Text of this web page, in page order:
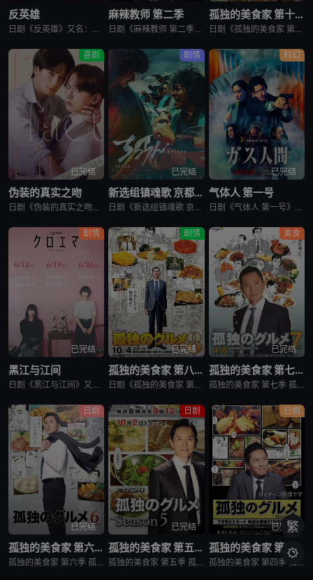
反英雄
日剧《反英雄》又名：ANTI HERO,アンチヒーロー，讲述了：本剧超越了“律政电视剧”的框架，通过长谷川博己饰演的反英雄，向观众传达“正义到底是什么?”“被认为是世上的恶，真的是坏事吗?”，以快速的
麻辣教师 第二季
日剧《麻辣教师 第二季》又名：GTO 2,GTO 続編，讲述了：故事背景设定在由大型企业出资设立的私立诚进学园。在这个推崇数字化管理、师生评价透明化的“令和教育现场”，52岁的鬼塚英吉将出任班主任。面
孤独的美食家 第十一季
日剧《孤独的美食家 第十一季》又名：孤独のグルメ Season11，讲述了：《孤独的美食家》 第11季宣布回归，定档4月3日开播。这也是继2022年10月第10季播出以来，该系列时隔三年半再次推出新一
喜剧
已完结
伪装的真实之吻
日剧《伪装的真实之吻》又名：Fake Fact Lips,フェイクファクトリップス，讲述了：四谷良与志藤全自高中时代起便是竞争对手，如今又成为营业部同期。同样优秀的两人，从成绩、运动到情人节巧克力数量
剧情
已完结
新选组镇魂歌 京都决战篇
日剧《新选组镇魂歌 京都决战篇》又名：ちるらん 新撰組鎮魂歌 配信ドラマ,ちるらん 新撰組鎮魂歌 京都決戦篇，讲述了：幕末的江户，终日打架斗殴、被称作“刺头”的土方岁三，与近藤勇、山南敬助、冲田总司等
科幻
已完结
气体人 第一号
日剧《气体人 第一号》又名：气体人第一号,气体人 第1号,气体人,Human Vapor,ガス人間，讲述了：冈本贤治（小栗旬 饰）是一位停职中的刑警，受命追查造成一连串离奇命案的罪魁祸首。一切始于一位
剧情
已完结
黑江与江间
日剧《黑江与江间》又名：黑江间,克洛伊与艾玛,克洛伊玛,克萝埃艾玛,クロエマ，讲述了：故事围绕着同时失去工作、恋人和住所的30岁女性艾玛展开。她在落魄之际偶遇神秘资产家克洛伊，两人随即在后者的豪宅中开
剧情
已完结
孤独的美食家 第八季
日剧《孤独的美食家 第八季》将围绕“勿忘初心”，挑战甜点特辑和美食剪辑等全新的主题，一定会让你大吃一惊。另外，那些藏在名不见经传的街头巷尾的美食也不容错过。备受瞩目的第一集将从那个热闹的地方启程。前所
美食
已完结
孤独的美食家 第七季
孤独的美食家 第七季 孤独のグルメ Season7是2018上映的剧情日剧。2012年1月，深夜开始悄悄播放的“孤独的美食家”终于迎来第7季了！众所周知，上季season 6从大阪的味道开始播出，但这次season 7重返初心，并开始与市井中不为人知的奇妙美食相遇。在“孤独的
日剧
已完结
孤独的美食家 第六季
孤独的美食家 第六季 孤独のグルメ Season6是2017剧情日剧。由久住昌之创作、谷口治郎作画，从1994年到1996年在扶桑社《月刊PANJA》杂志上连载的漫画。 讲述的是一名个人经营进口杂货商店的男子井之头五郎，在工作间隙前往餐馆当中吃饭的场景的故事。
日剧
已完结
孤独的美食家 第五季
孤独的美食家 第五季 孤独のグルメ Season5是2015剧情日剧。松重丰饰演的主人公井之头五郎，借工作之便在出差地周边的美食店驻足，自由享用想吃的美食并度过自在时光。《孤独的美食家 第五季》就是这样的一档美食纪录片。 五郎叔的食相实在是太诱人
日剧
已完结
孤独的美食家 第四季
孤独的美食家 第四季 孤独のグルメ Season4是2014剧情日剧。美食漫画《孤独的美食家》在改编真人日剧后大受欢迎，现在日剧《孤独的美食家4》宣布将从7月9日起在东京电视台播出，主人公井之头五郎继续由演员松重丰饰演。
繁
